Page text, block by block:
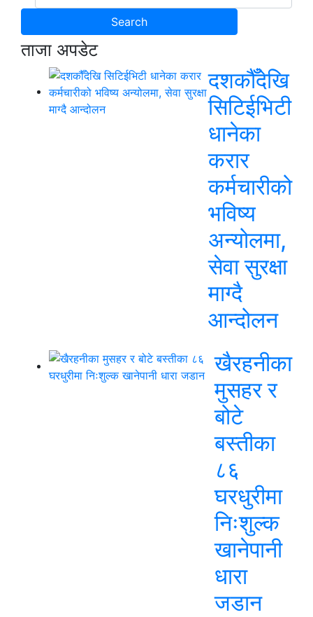
ताजा अपडेट
दशकौँदेखि
सिटिईभिटी
धानेका
करार
कर्मचारीको
भविष्य
अन्योलमा,
सेवा सुरक्षा
माग्दै
आन्दोलन
खैरहनीका
मुसहर र
बोटे
बस्तीका
८६
घरधुरीमा
निःशुल्क
खानेपानी
धारा
जडान